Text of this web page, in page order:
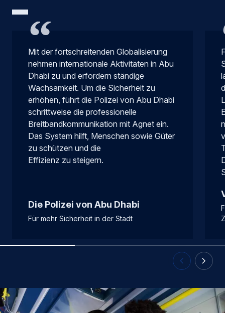
Mit der fortschreitenden Globalisierung
nehmen internationale Aktivitäten in Abu
Dhabi zu und erfordern ständige
Wachsamkeit. Um die Sicherheit zu
erhöhen, führt die Polizei von Abu Dhabi
schrittweise die professionelle
Breitbandkommunikation mit Agnet ein.
Das System hilft, Menschen sowie Güter
zu schützen und die
Effizienz zu steigern.
Die Polizei von Abu Dhabi
Für mehr Sicherheit in der Stadt
PreviousNext